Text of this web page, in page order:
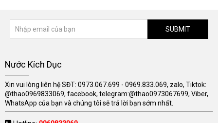
SUBMIT
Nước Kích Dục
Xin vui lòng liên hệ SĐT: 0973.067.699 - 0969.833.069, zalo, Tiktok:
@thao0969833069, facebook, telegram:@thao0973067699, Viber,
WhatsApp của bạn và chúng tôi sẽ trả lời bạn sớm nhất.